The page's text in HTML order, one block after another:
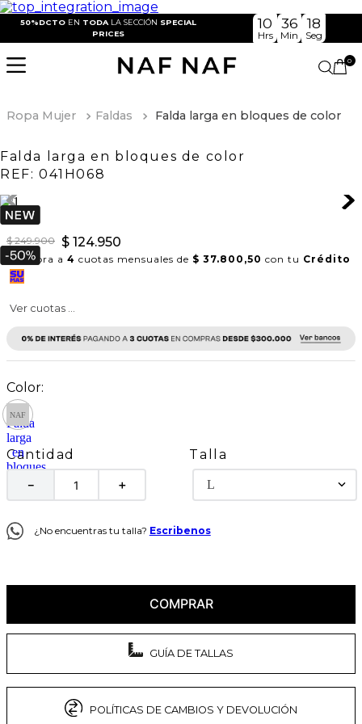
50%DCTO EN TODA LA SECCIÓN SPECIAL
PRICES
10
Hrs
36
Min
18
Seg
0
Ropa Mujer Faldas Falda larga en bloques de color
Falda larga en bloques de color
REF: 041H068
$ 249.900 $ 124.950
Compra a 4 cuotas mensuales de $ 37.800,50 con tu Crédito
Ver cuotas ...
Cantidad
＋
－
Talla
L
¿No encuentras tu talla? Escribenos
COMPRAR
GUÍA DE TALLAS
POLÍTICAS DE CAMBIOS Y DEVOLUCIÓN